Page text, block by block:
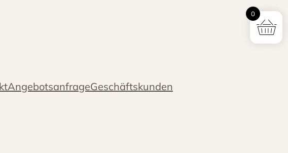
AngebotsanfrageGeschäftskunden
0